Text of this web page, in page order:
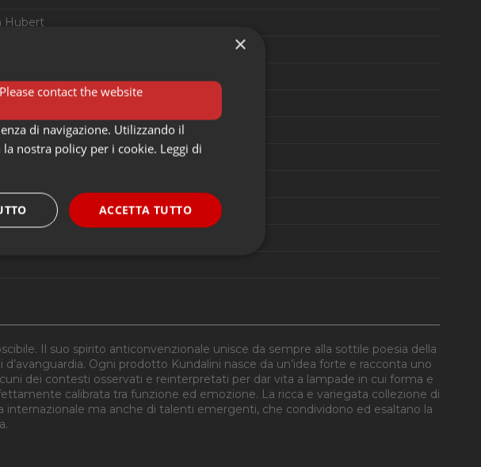
Hubert
Halo o Led
diffusa
Il suo spirito anticonvenzionale unisce da sempre alla sottile poesia della
Ogni prodotto Kundalini nasce da un’idea forte e racconta uno
dei contesti osservati e reinterpretati per dar vita a lampade in cui forma e
calibrata tra funzione ed emozione. La ricca e variegata collezione di
ma anche di talenti emergenti, che condividono ed esaltano la
×
contact the website
di navigazione. Utilizzando il
nostra policy per i cookie. Leggi di
ACCETTA TUTTO
Funzionalità
come l'accesso dell'utente e la gestione
necessari.